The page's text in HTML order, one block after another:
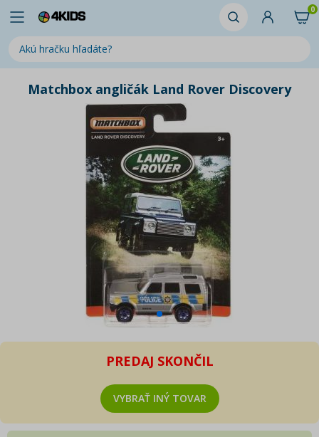
0
Matchbox angličák Land Rover Discovery
PREDAJ SKONČIL
VYBRAŤ INÝ TOVAR